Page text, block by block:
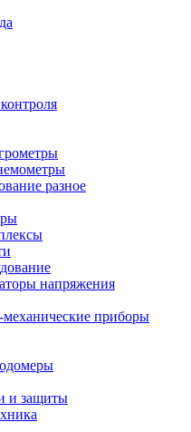
разное
напряжения
приборы
и защиты